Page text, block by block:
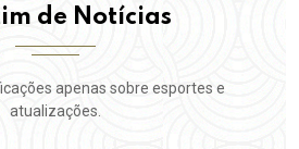
de Notícias
apenas sobre esportes e
atualizações.